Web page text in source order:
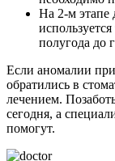
На 2-м этапе
полугода до
Если аномалии
обратились в
лечением.
сегодня, а
помогут.